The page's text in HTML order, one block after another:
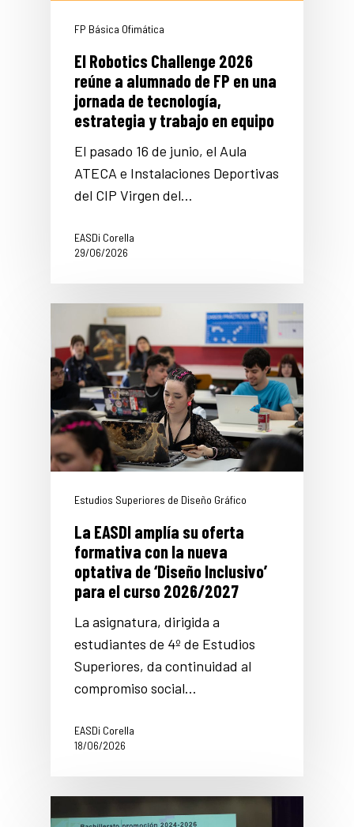
FP Básica Ofimática
El Robotics Challenge 2026
reúne a alumnado de FP en una
jornada de tecnología,
estrategia y trabajo en equipo
El pasado 16 de junio, el Aula
ATECA e Instalaciones Deportivas
del CIP Virgen del…
EASDi Corella
29/06/2026
Estudios Superiores de Diseño Gráfico
La EASDI amplía su oferta
formativa con la nueva
optativa de ‘Diseño Inclusivo’
para el curso 2026/2027
La asignatura, dirigida a
estudiantes de 4º de Estudios
Superiores, da continuidad al
compromiso social…
EASDi Corella
18/06/2026